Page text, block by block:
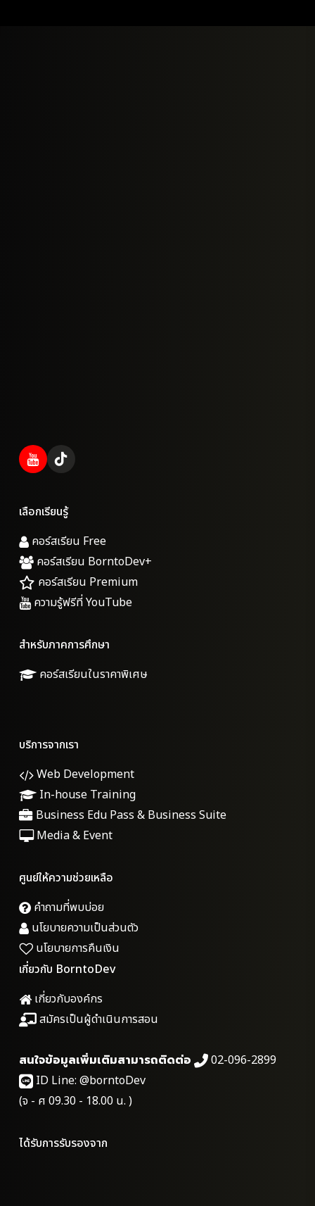
เลือกเรียนรู้
คอร์สเรียน Free
คอร์สเรียน BorntoDev+
คอร์สเรียน Premium
ความรู้ฟรีที่ YouTube
สำหรับภาคการศึกษา
คอร์สเรียนในราคาพิเศษ
บริการจากเรา
Web Development
In-house Training
Business Edu Pass & Business Suite
Media & Event
ศูนย์ให้ความช่วยเหลือ
คำถามที่พบบ่อย
นโยบายความเป็นส่วนตัว
นโยบายการคืนเงิน
เกี่ยวกับ BorntoDev
เกี่ยวกับองค์กร
สมัครเป็นผู้ดำเนินการสอน
สนใจข้อมูลเพิ่มเติมสามารถติดต่อ
02-096-2899
ID Line: @borntoDev
(จ - ศ 09.30 - 18.00 น. )
ได้รับการรับรองจาก